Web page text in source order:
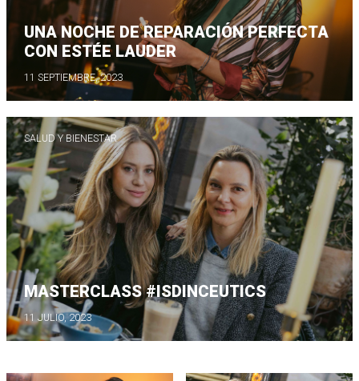
UNA NOCHE DE REPARACIÓN PERFECTA
CON ESTÉE LAUDER
11 SEPTIEMBRE, 2023
SALUD Y BIENESTAR
MASTERCLASS #ISDINCEUTICS
11 JULIO, 2023